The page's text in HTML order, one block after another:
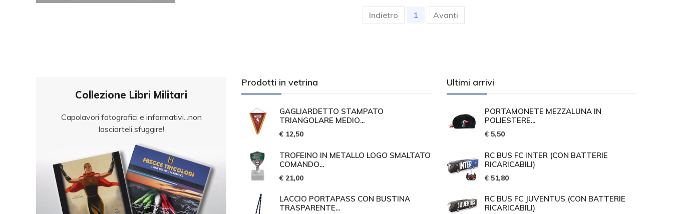
Indietro 1(current)
Avanti
Collezione Libri Militari
Capolavori fotografici e informativi...non
lasciarteli sfuggire!
Prodotti in vetrina
GAGLIARDETTO STAMPATO
TRIANGOLARE MEDIO...
€ 12,50
TROFEINO IN METALLO LOGO SMALTATO
COMANDO...
€ 21,00
LACCIO PORTAPASS CON BUSTINA
TRASPARENTE...
Ultimi arrivi
PORTAMONETE MEZZALUNA IN
POLIESTERE...
€ 5,50
RC BUS FC INTER (CON BATTERIE
RICARICABILI)
€ 51,80
RC BUS FC JUVENTUS (CON BATTERIE
RICARICABILI)